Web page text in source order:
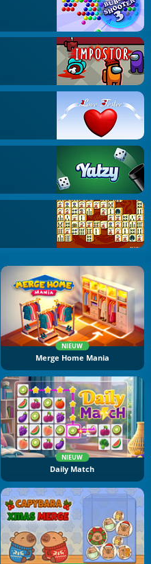
NIEUW
Merge Home Mania
NIEUW
Daily Match